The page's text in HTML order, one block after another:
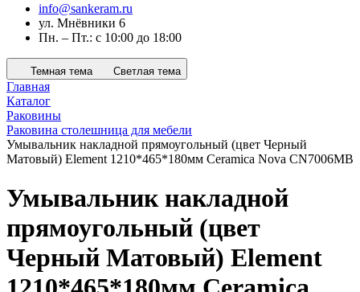
info@sankeram.ru
ул. Мнёвники 6
Пн. – Пт.: с 10:00 до 18:00
Темная тема Светлая тема
Главная
Каталог
Раковины
Раковина столешница для мебели
Умывальник накладной прямоугольный (цвет Черный
Матовый) Element 1210*465*180мм Ceramica Nova CN7006MB
Умывальник накладной
прямоугольный (цвет
Черный Матовый) Element